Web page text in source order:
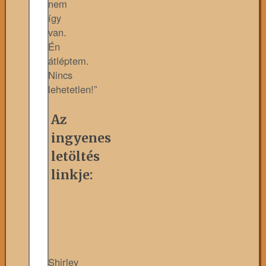
nem
így
van.
Én
átléptem.
Nincs
lehetetlen!”
Az
ingyenes
letöltés
linkje:
Shirley